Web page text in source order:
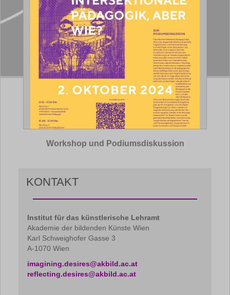
Workshop und Podiumsdiskussion
KONTAKT
Institut für das künstlerische Lehramt
Akademie der bildenden Künste Wien
Karl Schweighofer Gasse 3
A-1070 Wien
imagining.desires@akbild.ac.at
reflecting.desires@akbild.ac.at